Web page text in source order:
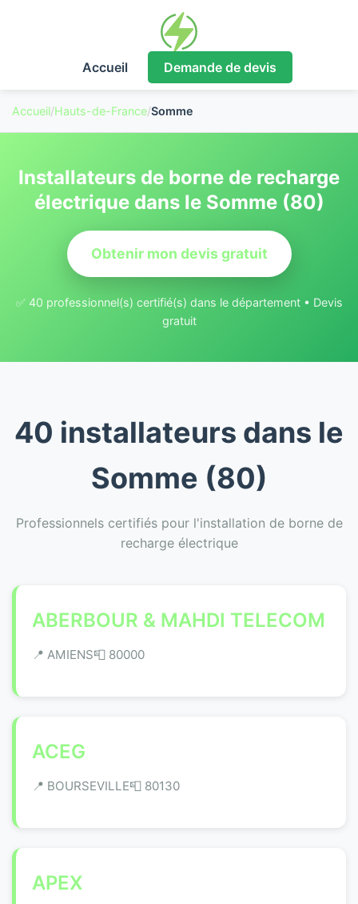
Accueil Demande de devis
Accueil/Hauts-de-France/Somme
Installateurs de borne de recharge
électrique dans le Somme (80)
Obtenir mon devis gratuit
✅ 40 professionnel(s) certifié(s) dans le département • Devis
gratuit
40 installateurs dans le
Somme (80)
Professionnels certifiés pour l'installation de borne de
recharge électrique
ABERBOUR & MAHDI TELECOM
📍 AMIENS📮 80000
ACEG
📍 BOURSEVILLE📮 80130
APEX